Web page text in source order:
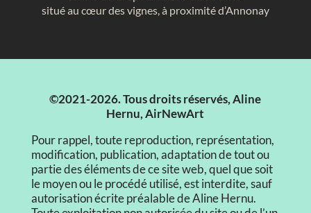
situé au cœur des vignes, à proximité d’Annonay
©2021-2026. Tous droits réservés, Aline
Hernu, AirNewArt
Pour rappel, toute reproduction, représentation,
modification, publication, adaptation de tout ou
partie des éléments de ce site web, quel que soit
le moyen ou le procédé utilisé, est interdite, sauf
autorisation écrite préalable de Aline Hernu.